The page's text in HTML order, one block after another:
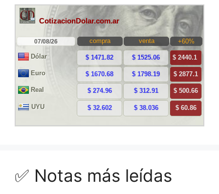
✅ Notas más leídas